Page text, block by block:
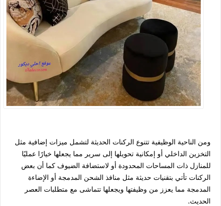
ومن الناحية الوظيفية تتنوع الركنات الحديثة لتشمل ميزات إضافية مثل
التخزين الداخلي أو إمكانية تحويلها إلى سرير مما يجعلها خيارًا عمليًا
للمنازل ذات المساحات المحدودة أو لاستضافة الضيوف كما أن بعض
الركنات تأتي بتقنيات حديثة مثل منافذ الشحن المدمجة أو الإضاءة
المدمجة مما يعزز من وظيفتها ويجعلها تتماشى مع متطلبات العصر
الحديث.